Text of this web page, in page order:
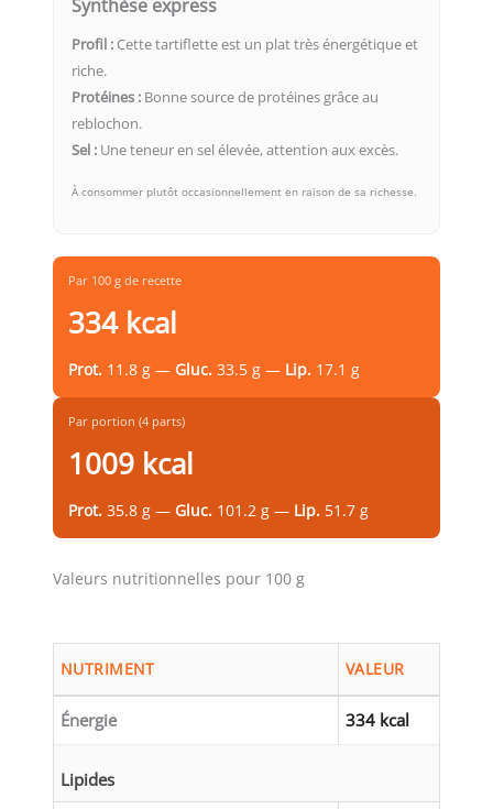
Synthèse express
Profil : Cette tartiflette est un plat très énergétique et
riche.
Protéines : Bonne source de protéines grâce au
reblochon.
Sel : Une teneur en sel élevée, attention aux excès.
À consommer plutôt occasionnellement en raison de sa richesse.
Par 100 g de recette
334 kcal
Prot. 11.8 g — Gluc. 33.5 g — Lip. 17.1 g
Par portion (4 parts)
1009 kcal
Prot. 35.8 g — Gluc. 101.2 g — Lip. 51.7 g
Valeurs nutritionnelles pour 100 g
NUTRIMENT VALEUR
Énergie 334 kcal
Lipides